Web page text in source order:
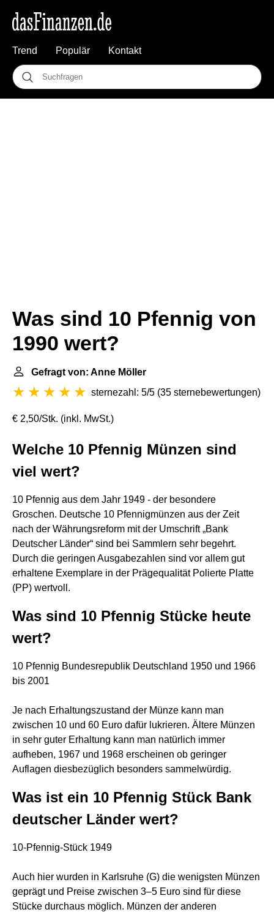
Trend Populär Kontakt
Was sind 10 Pfennig von
1990 wert?
Gefragt von: Anne Möller
sternezahl: 5/5 (35 sternebewertungen)
€ 2,50/Stk. (inkl. MwSt.)
Welche 10 Pfennig Münzen sind
viel wert?
10 Pfennig aus dem Jahr 1949 - der besondere
Groschen. Deutsche 10 Pfennigmünzen aus der Zeit
nach der Währungsreform mit der Umschrift „Bank
Deutscher Länder“ sind bei Sammlern sehr begehrt.
Durch die geringen Ausgabezahlen sind vor allem gut
erhaltene Exemplare in der Prägequalität Polierte Platte
(PP) wertvoll.
Was sind 10 Pfennig Stücke heute
wert?
10 Pfennig Bundesrepublik Deutschland 1950 und 1966
bis 2001
Je nach Erhaltungszustand der Münze kann man
zwischen 10 und 60 Euro dafür lukrieren. Ältere Münzen
in sehr guter Erhaltung kann man natürlich immer
aufheben, 1967 und 1968 erscheinen ob geringer
Auflagen diesbezüglich besonders sammelwürdig.
Was ist ein 10 Pfennig Stück Bank
deutscher Länder wert?
10-Pfennig-Stück 1949
Auch hier wurden in Karlsruhe (G) die wenigsten Münzen
geprägt und Preise zwischen 3–5 Euro sind für diese
Stücke durchaus möglich. Münzen der anderen